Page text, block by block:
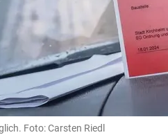
Foto: Carsten Riedl